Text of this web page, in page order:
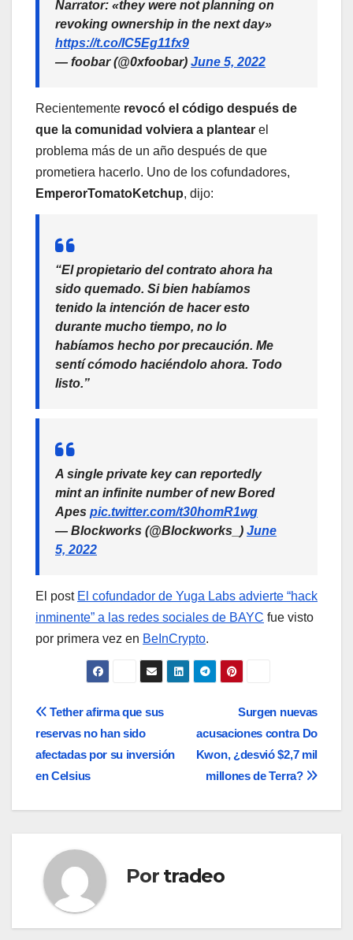
Narrator: «they were not planning on
revoking ownership in the next day»
https://t.co/IC5Eg11fx9
— foobar (@0xfoobar) June 5, 2022
Recientemente revocó el código después de
que la comunidad volviera a plantear el
problema más de un año después de que
prometiera hacerlo. Uno de los cofundadores,
EmperorTomatoKetchup, dijo:
“El propietario del contrato ahora ha
sido quemado. Si bien habíamos
tenido la intención de hacer esto
durante mucho tiempo, no lo
habíamos hecho por precaución. Me
sentí cómodo haciéndolo ahora. Todo
listo.”
A single private key can reportedly
mint an infinite number of new Bored
Apes pic.twitter.com/t30homR1wg
— Blockworks (@Blockworks_) June
5, 2022
El post El cofundador de Yuga Labs advierte “hack
inminente” a las redes sociales de BAYC fue visto
por primera vez en BeInCrypto.
Navegación
de
entradas
Surgen nuevas
acusaciones contra Do
Kwon, ¿desvió $2,7 mil
millones de Terra?
Tether afirma que sus
reservas no han sido
afectadas por su inversión
en Celsius
Por tradeo